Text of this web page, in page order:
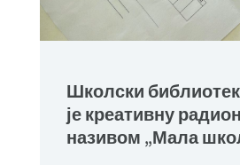
Школски
је креативну
називом „Мала